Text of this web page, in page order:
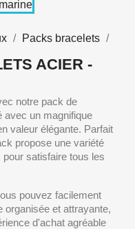
Packs bracelets
ACIER -
notre pack de
avec un magnifique
valeur élégante. Parfait
propose une variété
satisfaire tous les
pouvez facilement
organisée et attrayante,
d'achat agréable